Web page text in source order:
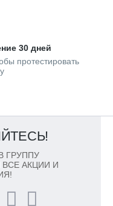
30 дней
протестировать
ГРУППУ
АКЦИИ И